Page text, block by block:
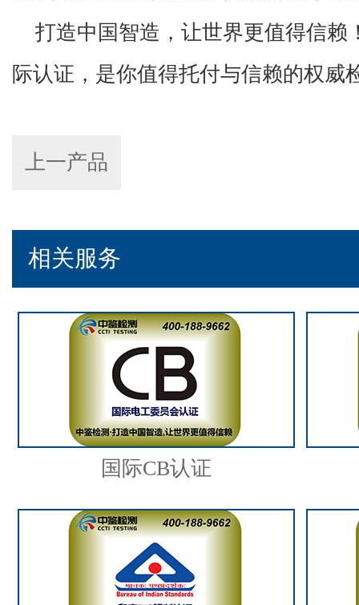
打造中国智造，让世界更值得信赖
际认证，是你值得托付与信赖的权威
上一产品
相关服务
国际CB认证